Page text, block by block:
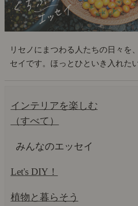
リセノにまつわる人たちの日々を
セイです。ほっとひといき入れた
インテリアを楽しむ
（すべて）
みんなのエッセイ
Let's DIY！
植物と暮らそう